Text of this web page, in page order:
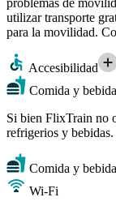
utilizar transporte
para la movilidad.
Accesibilidad
Comida y bebida
Si bien FlixTrain no
refrigerios y bebidas.
Comida y bebida
Wi-Fi